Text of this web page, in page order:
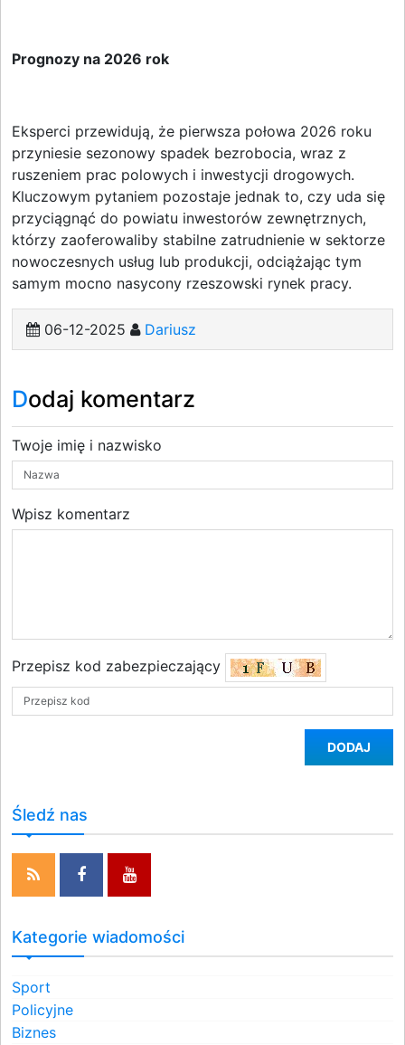
Prognozy na 2026 rok
Eksperci przewidują, że pierwsza połowa 2026 roku
przyniesie sezonowy spadek bezrobocia, wraz z
ruszeniem prac polowych i inwestycji drogowych.
Kluczowym pytaniem pozostaje jednak to, czy uda się
przyciągnąć do powiatu inwestorów zewnętrznych,
którzy zaoferowaliby stabilne zatrudnienie w sektorze
nowoczesnych usług lub produkcji, odciążając tym
samym mocno nasycony rzeszowski rynek pracy.
06-12-2025 Dariusz
Dodaj komentarz
Twoje imię i nazwisko
Wpisz komentarz
Przepisz kod zabezpieczający
DODAJ
Śledź nas
Kategorie wiadomości
Sport
Policyjne
Biznes